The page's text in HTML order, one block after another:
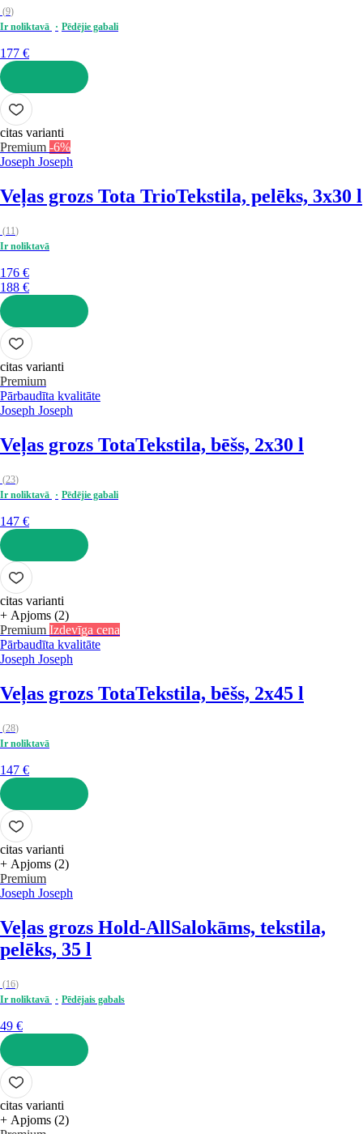
(9)
Ir noliktavā
Pēdējie gabali
177 €
LIKT GROZĀ
citas varianti
Premium -6%
Joseph Joseph
Veļas grozs Tota TrioTekstila, pelēks, 3x30 l
(11)
Ir noliktavā
176 €
188 €
LIKT GROZĀ
citas varianti
Premium
Pārbaudīta kvalitāte
Joseph Joseph
Veļas grozs TotaTekstila, bēšs, 2x30 l
(23)
Ir noliktavā
Pēdējie gabali
147 €
LIKT GROZĀ
citas varianti
+ Apjoms (2)
Premium Izdevīga cena
Pārbaudīta kvalitāte
Joseph Joseph
Veļas grozs TotaTekstila, bēšs, 2x45 l
(28)
Ir noliktavā
147 €
LIKT GROZĀ
citas varianti
+ Apjoms (2)
Premium
Joseph Joseph
Veļas grozs Hold-AllSalokāms, tekstila,
pelēks, 35 l
(16)
Ir noliktavā
Pēdējais gabals
49 €
LIKT GROZĀ
citas varianti
+ Apjoms (2)